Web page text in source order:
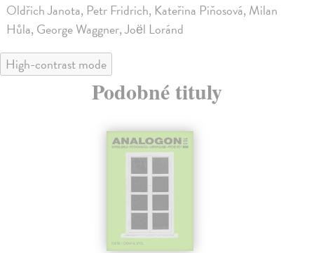
Oldřich Janota, Petr Fridrich, Kateřina Piňosová, Milan
Hůla, George Waggner, Joël Loránd
High-contrast mode
Podobné tituly